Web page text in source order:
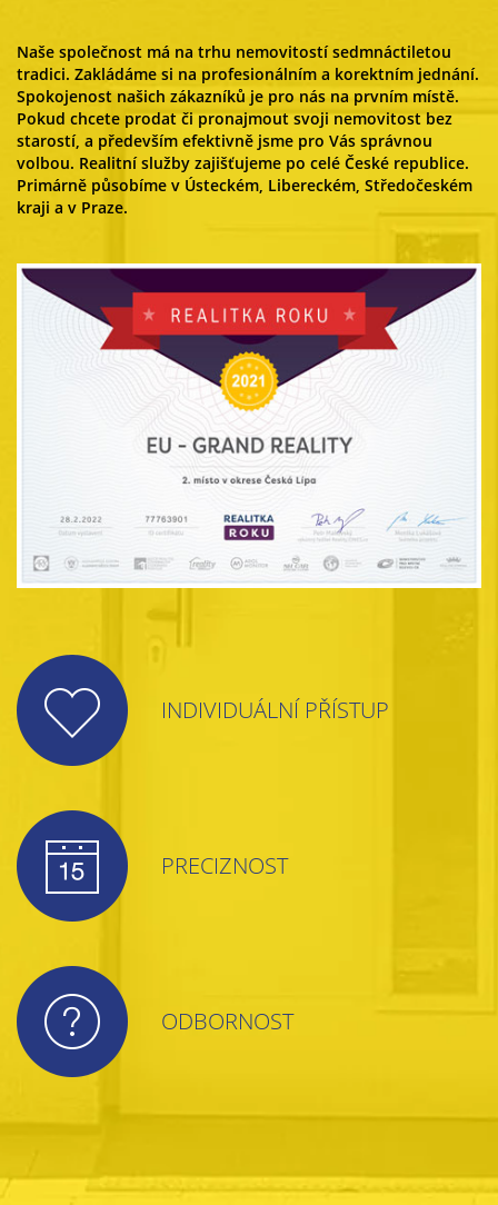
Naše společnost má na trhu nemovitostí sedmnáctiletou
tradici. Zakládáme si na profesionálním a korektním jednání.
Spokojenost našich zákazníků je pro nás na prvním místě.
Pokud chcete prodat či pronajmout svoji nemovitost bez
starostí, a především efektivně jsme pro Vás správnou
volbou. Realitní služby zajišťujeme po celé České republice.
Primárně působíme v Ústeckém, Libereckém, Středočeském
kraji a v Praze.
INDIVIDUÁLNÍ PŘÍSTUP
PRECIZNOST
ODBORNOST